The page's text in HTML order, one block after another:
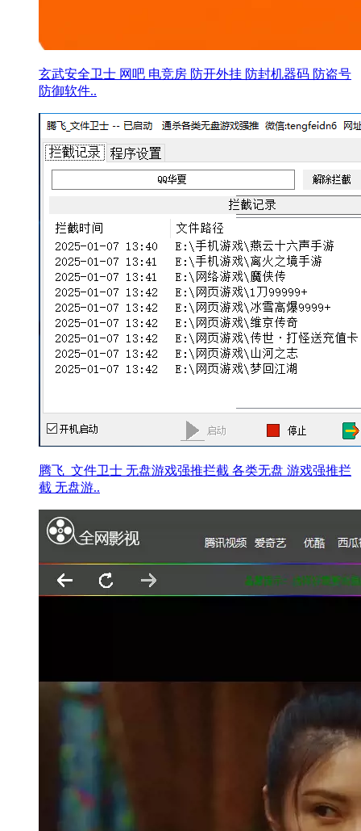
玄武安全卫士 网吧 电竞房 防开外挂 防封机器码 防盗号
防御软件..
腾飞_文件卫士 无盘游戏强推拦截 各类无盘 游戏强推拦
截 无盘游..